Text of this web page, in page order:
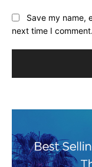
Save my name,
next time I comment.